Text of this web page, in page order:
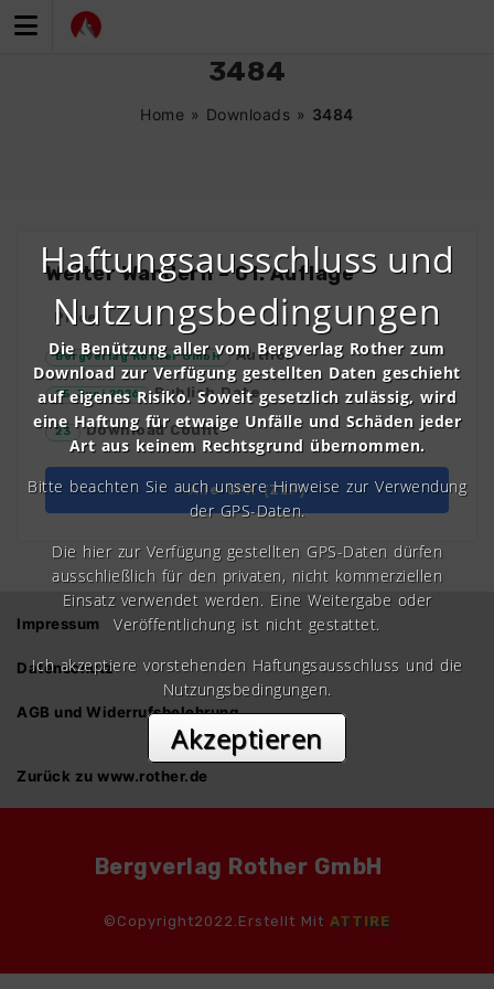
Inhalt
3484
Home » Downloads » 3484
Weiter Wandern – 01. Auflage
Price
Bergverlag Rother GmbH Author
25. Juni 2026 Publish Date
23 Download Count
Alle GPX (ZIP)
Impressum
Datenschutz
AGB und Widerrufsbelehrung
Zurück zu www.rother.de
Bergverlag Rother GmbH
©Copyright2022.Erstellt Mit ATTIRE
Haftungsausschluss und
Nutzungsbedingungen
Die Benützung aller vom Bergverlag Rother zum
Download zur Verfügung gestellten Daten geschieht
auf eigenes Risiko. Soweit gesetzlich zulässig, wird
eine Haftung für etwaige Unfälle und Schäden jeder
Art aus keinem Rechtsgrund übernommen.
Bitte beachten Sie auch unsere Hinweise zur Verwendung
der GPS-Daten.
Die hier zur Verfügung gestellten GPS-Daten dürfen
ausschließlich für den privaten, nicht kommerziellen
Einsatz verwendet werden. Eine Weitergabe oder
Veröffentlichung ist nicht gestattet.
Ich akzeptiere vorstehenden Haftungsausschluss und die
Nutzungsbedingungen.
Akzeptieren